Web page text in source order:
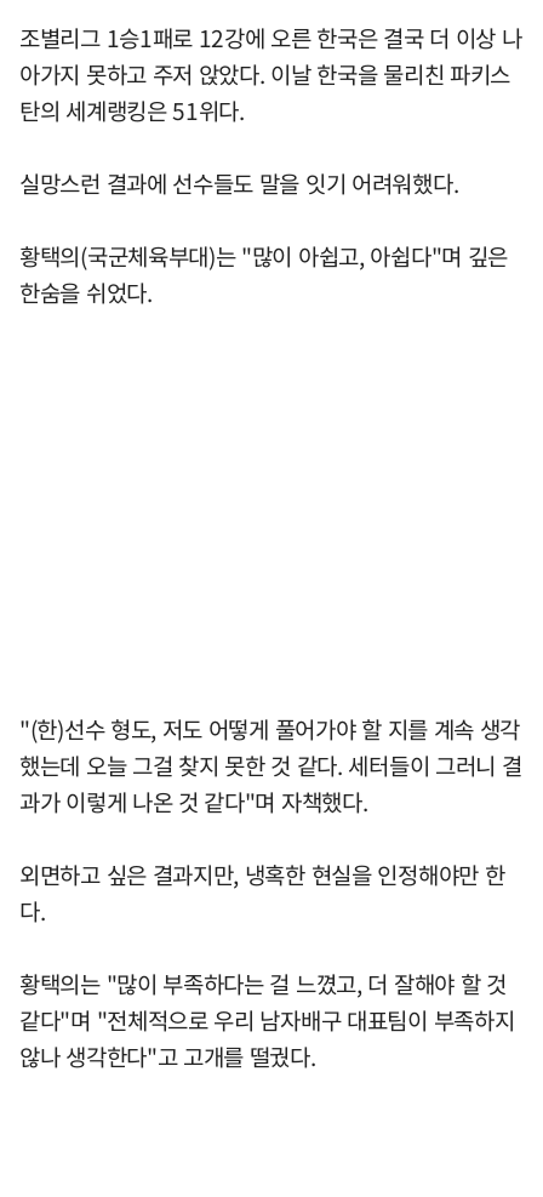
조별리그 1승1패로 12강에 오른 한국은 결국 더 이상 나
아가지 못하고 주저 앉았다. 이날 한국을 물리친 파키스
탄의 세계랭킹은 51위다.
실망스런 결과에 선수들도 말을 잇기 어려워했다.
황택의(국군체육부대)는 "많이 아쉽고, 아쉽다"며 깊은
한숨을 쉬었다.
"(한)선수 형도, 저도 어떻게 풀어가야 할 지를 계속 생각
했는데 오늘 그걸 찾지 못한 것 같다. 세터들이 그러니 결
과가 이렇게 나온 것 같다"며 자책했다.
외면하고 싶은 결과지만, 냉혹한 현실을 인정해야만 한
다.
황택의는 "많이 부족하다는 걸 느꼈고, 더 잘해야 할 것
같다"며 "전체적으로 우리 남자배구 대표팀이 부족하지
않나 생각한다"고 고개를 떨궜다.